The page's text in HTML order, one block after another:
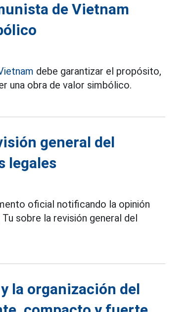
de Vietnam
debe garantizar el propósito,
una obra de valor simbólico.
general del
legales
oficial notificando la opinión
sobre la revisión general del
la organización del